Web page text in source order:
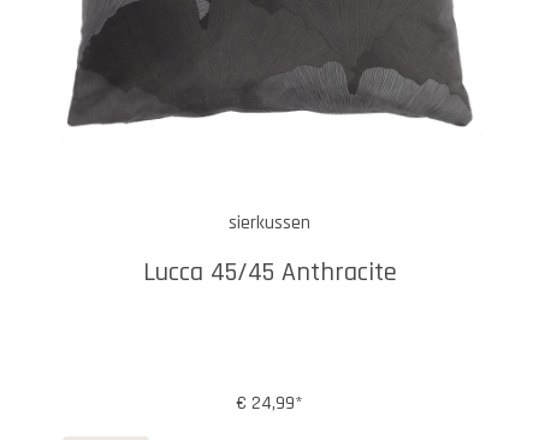
sierkussen
Lucca 45/45 Anthracite
€ 24,99*